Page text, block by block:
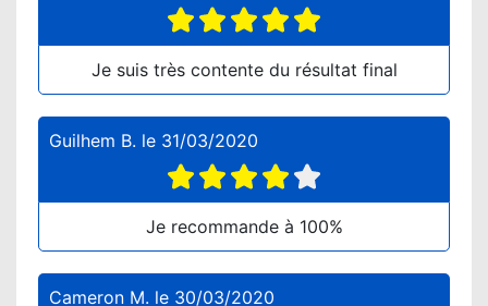
Je suis très contente du résultat final
Guilhem B. le 31/03/2020
Je recommande à 100%
Cameron M. le 30/03/2020